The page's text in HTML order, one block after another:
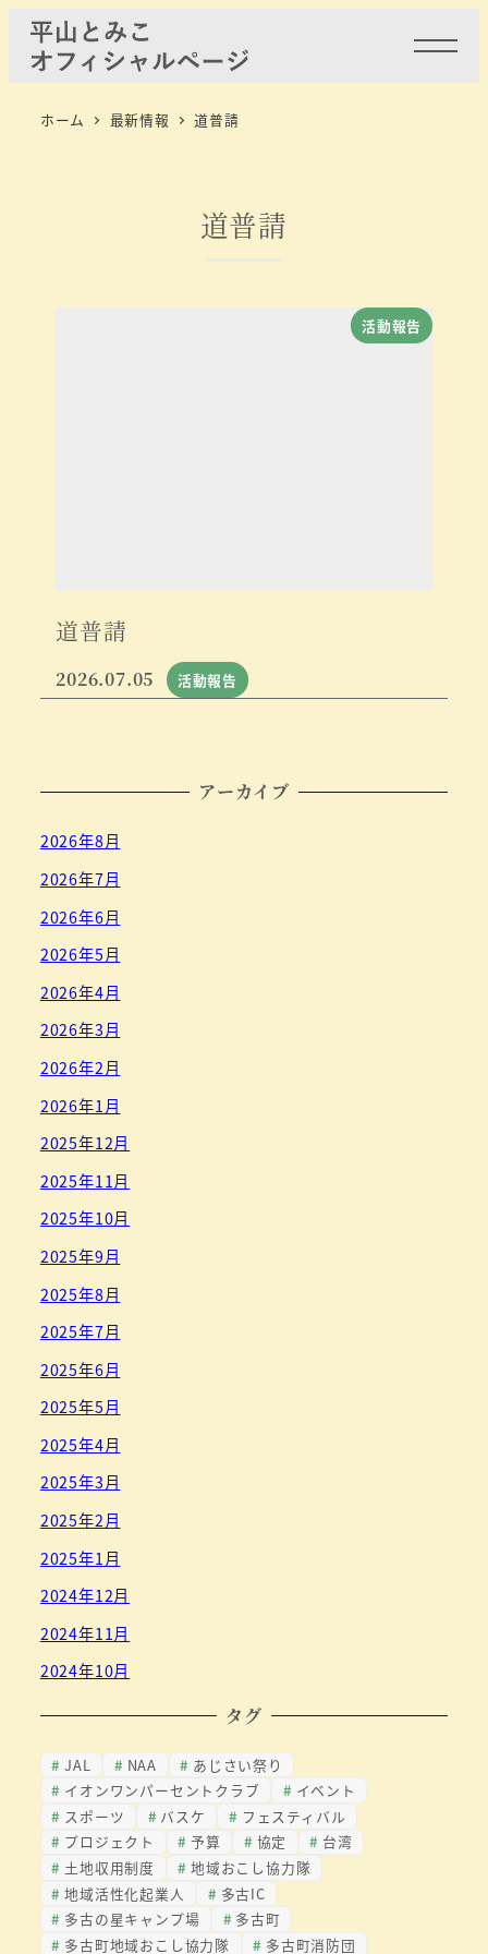
ホーム 最新情報 道普請
道普請
活動報告
道普請
2026.07.05 活動報告
アーカイブ
2026年8月
2026年7月
2026年6月
2026年5月
2026年4月
2026年3月
2026年2月
2026年1月
2025年12月
2025年11月
2025年10月
2025年9月
2025年8月
2025年7月
2025年6月
2025年5月
2025年4月
2025年3月
2025年2月
2025年1月
2024年12月
2024年11月
2024年10月
タグ
JAL NAA
あじさい祭り
イオンワンパーセントクラブ
イベント
スポーツ
バスケ
フェスティバル
プロジェクト
予算 協定
台湾
土地収用制度
地域おこし協力隊
地域活性化起業人
多古IC
多古の星キャンプ場
多古町
多古町地域おこし協力隊
多古町消防団